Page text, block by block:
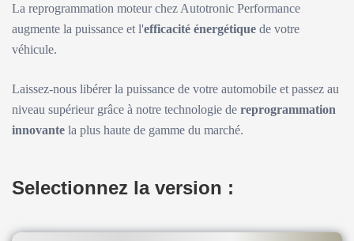
La reprogrammation moteur chez Autotronic Performance
augmente la puissance et l'efficacité énergétique de votre
véhicule.
Laissez-nous libérer la puissance de votre automobile et passez au
niveau supérieur grâce à notre technologie de reprogrammation
innovante la plus haute de gamme du marché.
Selectionnez la version :